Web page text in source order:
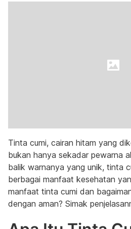
Tinta cumi, cairan hitam yang
bukan hanya sekadar pewarna
balik warnanya yang unik, tinta
berbagai manfaat kesehatan
manfaat tinta cumi dan
dengan aman? Simak